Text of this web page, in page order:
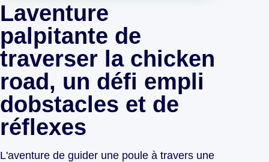
Laventure
palpitante de
traverser la chicken
road, un défi empli
dobstacles et de
réflexes
L'aventure de guider une poule à travers une